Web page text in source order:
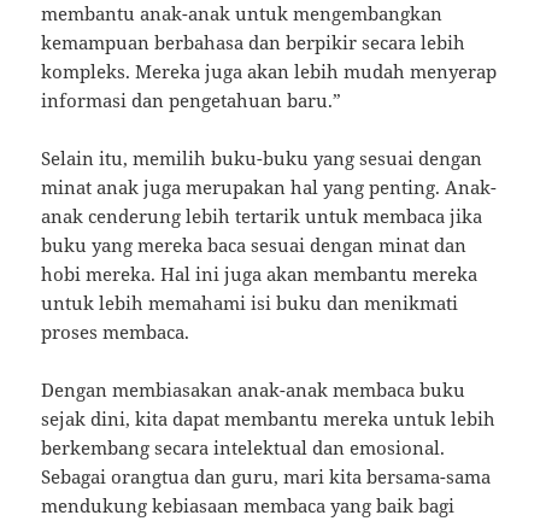
membantu anak-anak untuk mengembangkan
kemampuan berbahasa dan berpikir secara lebih
kompleks. Mereka juga akan lebih mudah menyerap
informasi dan pengetahuan baru.”
Selain itu, memilih buku-buku yang sesuai dengan
minat anak juga merupakan hal yang penting. Anak-
anak cenderung lebih tertarik untuk membaca jika
buku yang mereka baca sesuai dengan minat dan
hobi mereka. Hal ini juga akan membantu mereka
untuk lebih memahami isi buku dan menikmati
proses membaca.
Dengan membiasakan anak-anak membaca buku
sejak dini, kita dapat membantu mereka untuk lebih
berkembang secara intelektual dan emosional.
Sebagai orangtua dan guru, mari kita bersama-sama
mendukung kebiasaan membaca yang baik bagi